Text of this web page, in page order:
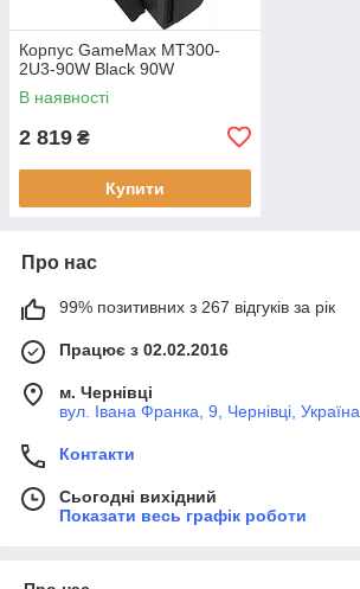
Корпус GameMax MT300-
2U3-90W Black 90W
В наявності
2 819 ₴
Купити
Про нас
99% позитивних з 267 відгуків за рік
Працює з 02.02.2016
м. Чернівці
вул. Івана Франка, 9, Чернівці, Україна
Контакти
Сьогодні вихідний
Показати весь графік роботи